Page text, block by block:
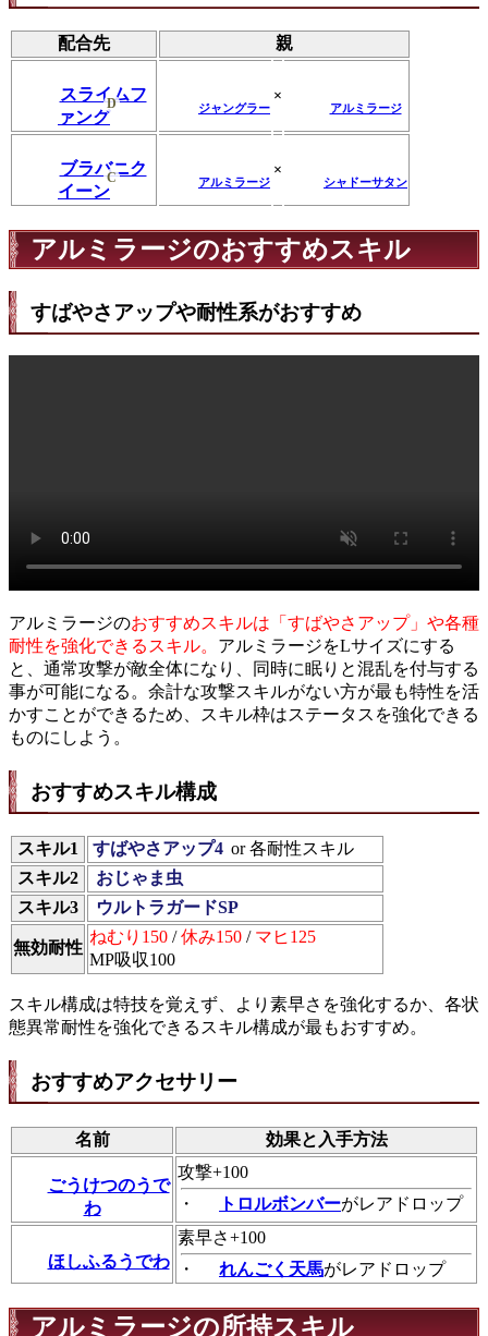
配合先 親
スライムフ
ァング
D ジャングラー
×
アルミラージ
ブラバニク
イーン
C アルミラージ
×
シャドーサタン
アルミラージのおすすめスキル
すばやさアップや耐性系がおすすめ
アルミラージのおすすめスキルは「すばやさアップ」や各種
耐性を強化できるスキル。 アルミラージをLサイズにする
と、通常攻撃が敵全体になり、同時に眠りと混乱を付与する
事が可能になる。余計な攻撃スキルがない方が最も特性を活
かすことができるため、スキル枠はステータスを強化できる
ものにしよう。
おすすめスキル構成
スキル1 すばやさアップ4 or 各耐性スキル
スキル2
おじゃま虫
スキル3
ウルトラガードSP
無効耐性
ねむり150 /休み150 / マヒ125
MP吸収100
スキル構成は特技を覚えず、より素早さを強化するか、各状
態異常耐性を強化できるスキル構成が最もおすすめ。
おすすめアクセサリー
名前 効果と入手方法
ごうけつのうで
わ
攻撃+100
・
トロルボンバーがレアドロップ
ほしふるうでわ
素早さ+100
・
れんごく天馬がレアドロップ
アルミラージの所持スキル